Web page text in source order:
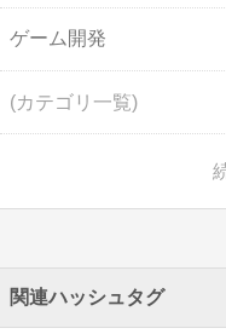
ゲーム開発
(カテゴリ一覧)
関連ハッシュタグ